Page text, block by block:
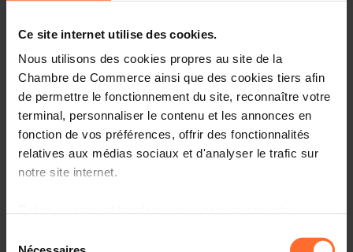
Ce site internet utilise des cookies.
Nous utilisons des cookies propres au site de la
Chambre de Commerce ainsi que des cookies tiers afin
de permettre le fonctionnement du site, reconnaître votre
terminal, personnaliser le contenu et les annonces en
fonction de vos préférences, offrir des fonctionnalités
relatives aux médias sociaux et d'analyser le trafic sur
notre site internet.
à l’exception des cookies strictement nécessaires au
rapidly evolving sectors.
During the event, you will have the opportunity to
connect with17 South Korean companies specialising
in
Automobility Cybersecurity, and Artificial Intelligence
exploring potential avenues for collaboration.